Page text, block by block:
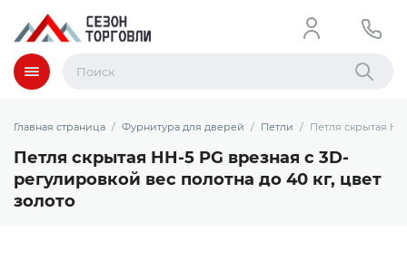
Меню Найти
Главная страница Фурнитура для дверей Петли Петля скрытая
Петля скрытая HH-5 PG врезная с 3D-
регулировкой вес полотна до 40 кг, цвет
золото